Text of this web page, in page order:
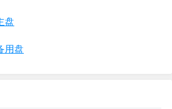
盘
用盘